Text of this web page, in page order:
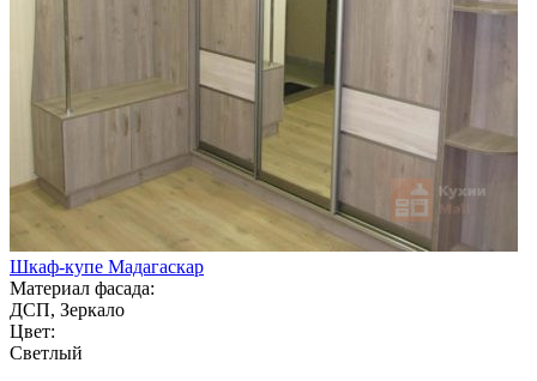
Шкаф-купе Мадагаскар
Материал фасада:
ДСП, Зеркало
Цвет:
Светлый